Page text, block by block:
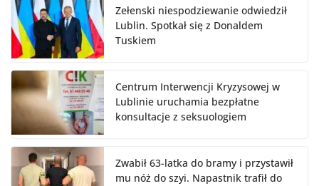
Zełenski niespodziewanie odwiedził
Lublin. Spotkał się z Donaldem
Tuskiem
Centrum Interwencji Kryzysowej w
Lublinie uruchamia bezpłatne
konsultacje z seksuologiem
Zwabił 63-latka do bramy i przystawił
mu nóż do szyi. Napastnik trafił do